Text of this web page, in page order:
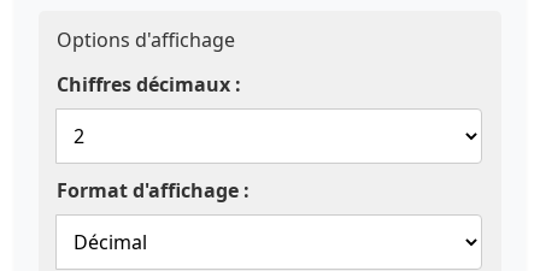
Options d'affichage
Chiffres décimaux :
Format d'affichage :